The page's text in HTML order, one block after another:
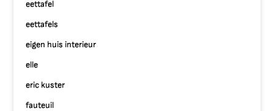
eettafel
eettafels
eigen huis interieur
elle
eric kuster
fauteuil